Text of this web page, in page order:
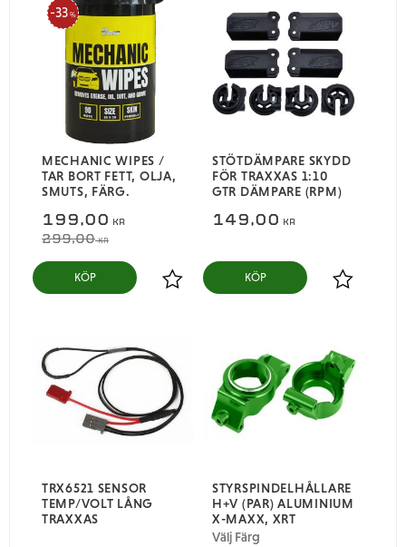
MECHANIC WIPES /
TAR BORT FETT, OLJA,
SMUTS, FÄRG.
199,00 KR
299,00KR
33 %
Lägg till i favoriter
KÖP
STÖTDÄMPARE SKYDD
FÖR TRAXXAS 1:10
GTR DÄMPARE (RPM)
149,00 KR
Lägg till i
KÖP
TRX6521 SENSOR
TEMP/VOLT LÅNG
TRAXXAS
STYRSPINDELHÅLLARE
H+V (PAR) ALUMINIUM
X-MAXX, XRT
Välj Färg